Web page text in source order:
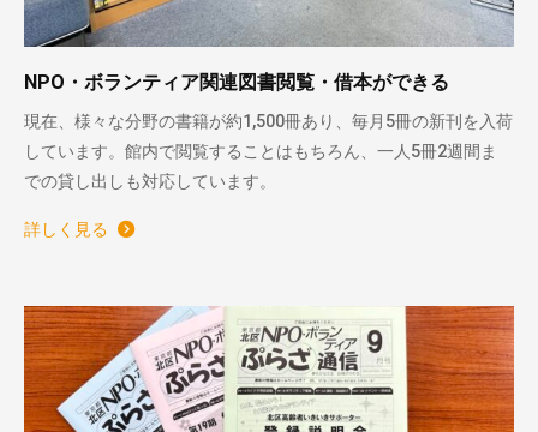
NPO・ボランティア関連図書閲覧・借本ができる
現在、様々な分野の書籍が約1,500冊あり、毎月5冊の新刊を入荷
しています。館内で閲覧することはもちろん、一人5冊2週間ま
での貸し出しも対応しています。
詳しく見る